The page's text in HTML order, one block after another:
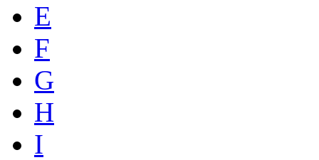
E
F
G
H
I